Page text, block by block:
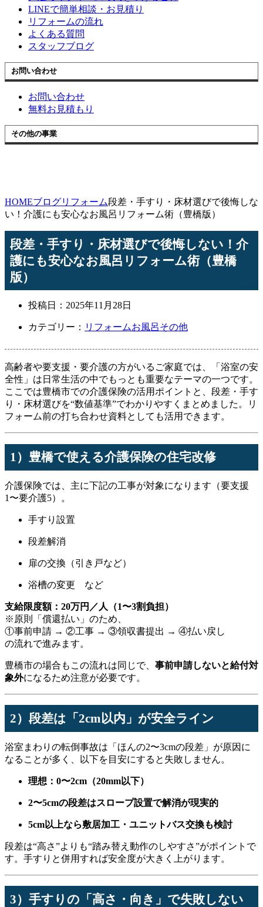
LINEで簡単相談・お見積り
リフォームの流れ
よくある質問
スタッフブログ
お問い合わせ
お問い合わせ
無料お見積もり
その他の事業
HOMEブログリフォーム段差・手すり・床材選びで後悔しな
い！介護にも安心なお風呂リフォーム術（豊橋版）
段差・手すり・床材選びで後悔しない！介
護にも安心なお風呂リフォーム術（豊橋
版）
投稿日： 2025年11月28日
カテゴリー： リフォームお風呂その他
高齢者や要支援・要介護の方がいるご家庭では、「浴室の安
全性」は日常生活の中でもっとも重要なテーマの一つです。
ここでは豊橋市での介護保険の活用ポイントと、段差・手す
り・床材選びを“数値基準”でわかりやすくまとめました。リ
フォーム前の打ち合わせ資料としても活用できます。
1）豊橋で使える介護保険の住宅改修
介護保険では、主に下記の工事が対象になります（要支援
1〜要介護5）。
手すり設置
段差解消
扉の交換（引き戸など）
浴槽の変更 など
支給限度額：20万円／人（1〜3割負担）
※原則「償還払い」のため、
①事前申請 → ②工事 → ③領収書提出 → ④払い戻し
の流れで進みます。
豊橋市の場合もこの流れは同じで、 事前申請しないと給付対
象外になるため注意が必要です。
2）段差は「2cm以内」が安全ライン
浴室まわりの転倒事故は「ほんの2〜3cmの段差」が原因に
なることが多く、以下を目安にすると失敗しません。
理想：0〜2cm（20mm以下）
2〜5cmの段差はスロープ設置で解消が現実的
5cm以上なら敷居加工・ユニットバス交換も検討
段差は“高さ”よりも“踏み替え動作のしやすさ”がポイントで
す。手すりと併用すれば安全度が大きく上がります。
3）手すりの「高さ・向き」で失敗しない